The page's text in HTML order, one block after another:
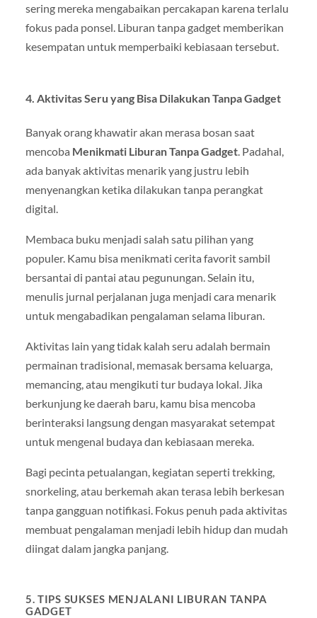
sering mereka mengabaikan percakapan karena terlalu
fokus pada ponsel. Liburan tanpa gadget memberikan
kesempatan untuk memperbaiki kebiasaan tersebut.
4. Aktivitas Seru yang Bisa Dilakukan Tanpa Gadget
Banyak orang khawatir akan merasa bosan saat
mencoba Menikmati Liburan Tanpa Gadget. Padahal,
ada banyak aktivitas menarik yang justru lebih
menyenangkan ketika dilakukan tanpa perangkat
digital.
Membaca buku menjadi salah satu pilihan yang
populer. Kamu bisa menikmati cerita favorit sambil
bersantai di pantai atau pegunungan. Selain itu,
menulis jurnal perjalanan juga menjadi cara menarik
untuk mengabadikan pengalaman selama liburan.
Aktivitas lain yang tidak kalah seru adalah bermain
permainan tradisional, memasak bersama keluarga,
memancing, atau mengikuti tur budaya lokal. Jika
berkunjung ke daerah baru, kamu bisa mencoba
berinteraksi langsung dengan masyarakat setempat
untuk mengenal budaya dan kebiasaan mereka.
Bagi pecinta petualangan, kegiatan seperti trekking,
snorkeling, atau berkemah akan terasa lebih berkesan
tanpa gangguan notifikasi. Fokus penuh pada aktivitas
membuat pengalaman menjadi lebih hidup dan mudah
diingat dalam jangka panjang.
5. TIPS SUKSES MENJALANI LIBURAN TANPA
GADGET